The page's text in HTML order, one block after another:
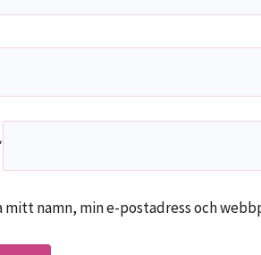
mitt namn, min e-postadress och